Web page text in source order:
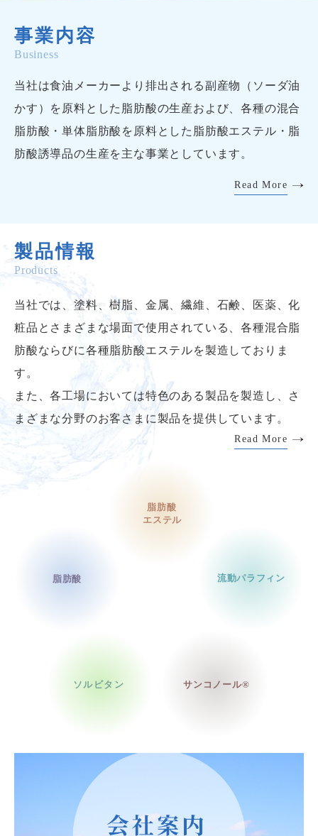
事業内容
Business
当社は食油メーカーより排出される副産物（ソーダ油
かす）を原料とした脂肪酸の生産および、各種の混合
脂肪酸・単体脂肪酸を原料とした脂肪酸エステル・脂
肪酸誘導品の生産を主な事業としています。
Read More
製品情報
Products
当社では、塗料、樹脂、金属、繊維、石鹸、医薬、化
粧品とさまざまな場面で使用されている、各種混合脂
肪酸ならびに各種脂肪酸エステルを製造しておりま
す。
また、各工場においては特色のある製品を製造し、さ
まざまな分野のお客さまに製品を提供しています。
Read More
サンコノール®
ソルビタン
流動パラフィン
脂肪酸
脂肪酸
エステル